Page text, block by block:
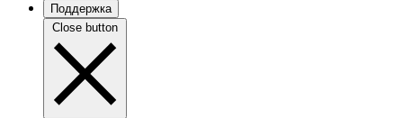
Поддержка
Close button